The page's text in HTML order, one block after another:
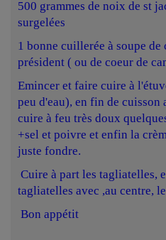
500 grammes de noix de st
surgelées
1 bonne cuillerée à soupe de
président ( ou de coeur de
Emincer et faire cuire à
peu d'eau), en fin de cuisson
cuire à feu très doux
+sel et poivre et enfin la
juste fondre.
Cuire à part les tagliatelles,
tagliatelles avec ,au centre,
Bon appétit